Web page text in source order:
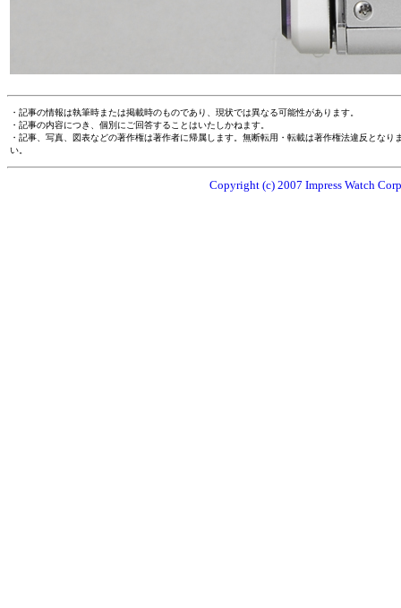
・記事の情報は執筆時または掲載時のものであり、現状では異なる可能性があります。
・記事の内容につき、個別にご回答することはいたしかねます。
・記事、写真、図表などの著作権は著作者に帰属します。無断転用・転載は著作権法違反とな
い。
Copyright (c) 2007 Impress Watch